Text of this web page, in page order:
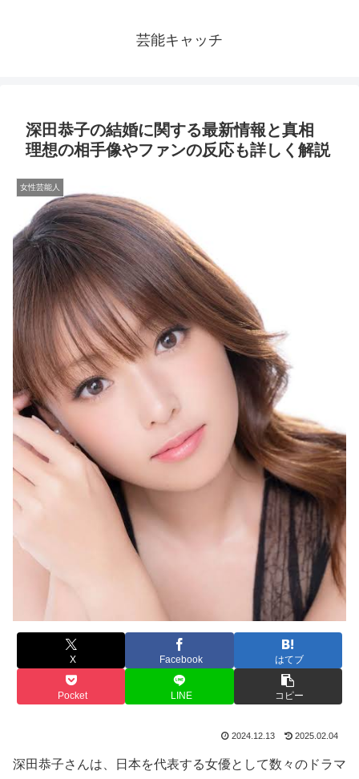
芸能キャッチ
深田恭子の結婚に関する最新情報と真相
理想の相手像やファンの反応も詳しく解説
女性芸能人
X Facebook はてブ
Pocket LINE コピー
2024.12.13 2025.02.04
深田恭子さんは、日本を代表する女優として数々のドラマ